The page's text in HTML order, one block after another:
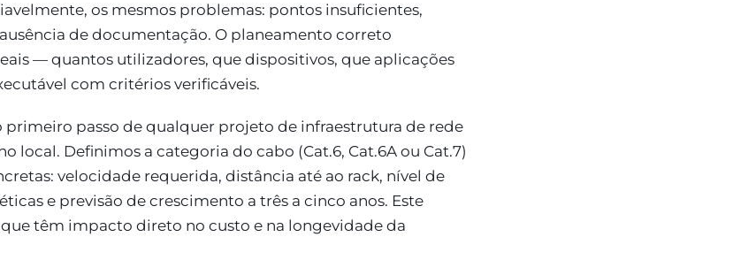
os mesmos problemas: pontos insuficientes,
de documentação. O planeamento correto
— quantos utilizadores, que dispositivos, que aplicações
com critérios verificáveis.
primeiro passo de qualquer projeto de infraestrutura de rede
local. Definimos a categoria do cabo (Cat.6, Cat.6A ou Cat.7)
velocidade requerida, distância até ao rack, nível de
e previsão de crescimento a três a cinco anos. Este
têm impacto direto no custo e na longevidade da